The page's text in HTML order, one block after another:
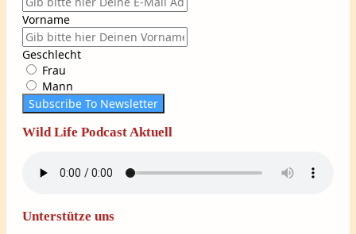
Vorname
Geschlecht
Frau
Mann
Subscribe To Newsletter
Wild Life Podcast Aktuell
Unterstütze uns